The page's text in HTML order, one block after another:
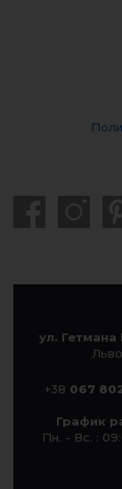
ул. Гетмана
+38 067
График
Пн. - Вс. :